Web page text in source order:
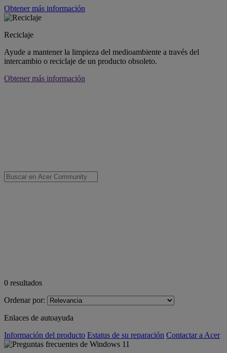
Obtener más información
Reciclaje
Ayude a mantener la limpieza del medioambiente a través del
intercambio o reciclaje de un producto obsoleto.
Obtener más información
0 resultados
Ordenar por:
Enlaces de autoayuda
Información del producto Estatus de su reparación Contactar a Acer